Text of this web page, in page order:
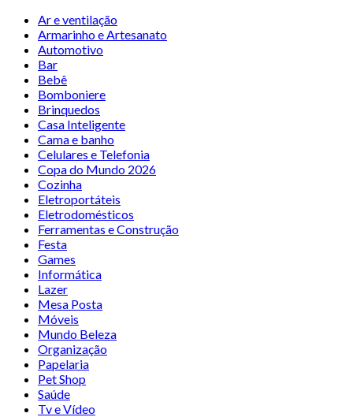
Ar e ventilação
Armarinho e Artesanato
Automotivo
Bar
Bebê
Bomboniere
Brinquedos
Casa Inteligente
Cama e banho
Celulares e Telefonia
Copa do Mundo 2026
Cozinha
Eletroportáteis
Eletrodomésticos
Ferramentas e Construção
Festa
Games
Informática
Lazer
Mesa Posta
Móveis
Mundo Beleza
Organização
Papelaria
Pet Shop
Saúde
Tv e Vídeo